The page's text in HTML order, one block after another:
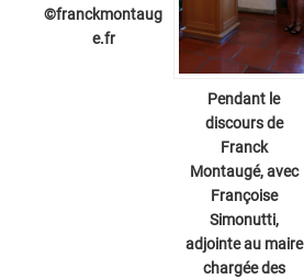
©franckmontaug
e.fr
Pendant le
discours de
Franck
Montaugé, avec
Françoise
Simonutti,
adjointe au maire
chargée des